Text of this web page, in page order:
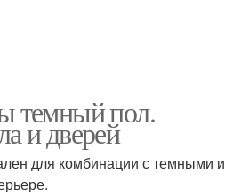
темный пол.
и дверей
для комбинации с темными и